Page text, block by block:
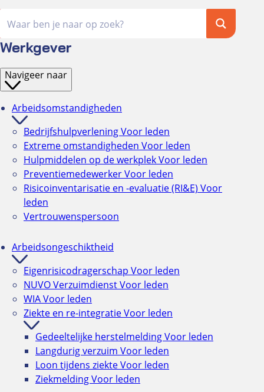
Werkgever
Navigeer naar
Arbeidsomstandigheden
BedrijfshulpverleningVoor leden
Extreme omstandigheden Voor leden
Hulpmiddelen op de werkplekVoor leden
PreventiemedewerkerVoor leden
Risicoinventarisatie en -evaluatie (RI&E) Voor
leden
Vertrouwenspersoon
Arbeidsongeschiktheid
Eigenrisicodragerschap Voor leden
NUVO VerzuimdienstVoor leden
WIAVoor leden
Ziekte en re-integratieVoor leden
Gedeeltelijke herstelmeldingVoor leden
Langdurig verzuim Voor leden
Loon tijdens ziekteVoor leden
ZiekmeldingVoor leden